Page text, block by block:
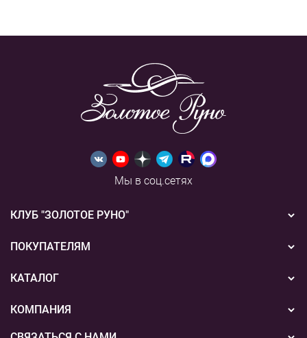
Мы в соц.сетях
КЛУБ "ЗОЛОТОЕ РУНО"
Новости
Акции
ПОКУПАТЕЛЯМ
Бонусная система
Подарочные сертификаты
Способы оплаты
КАТАЛОГ
Вышивка
КОМПАНИЯ